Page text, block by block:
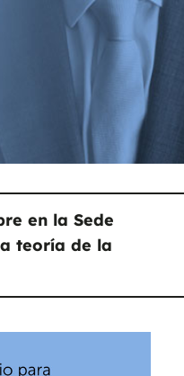
en la Sede
teoría de la